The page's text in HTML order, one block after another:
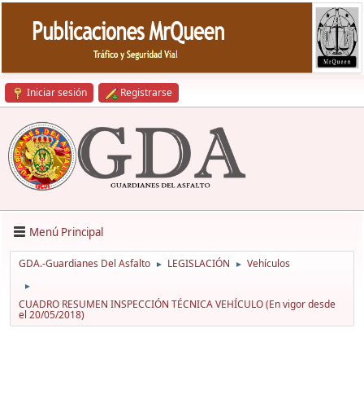
Iniciar sesión Registrarse
Menú Principal
GDA.-Guardianes Del Asfalto ► LEGISLACIÓN ► Vehículos
►
CUADRO RESUMEN INSPECCIÓN TÉCNICA VEHÍCULO (En vigor desde
el 20/05/2018)